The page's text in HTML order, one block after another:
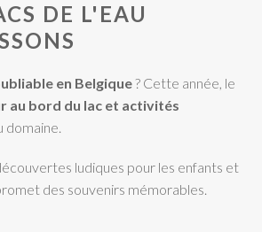
DE L'EAU
en Belgique? Cette année, le
au bord du lac et activités
domaine.
ludiques pour les enfants et
des souvenirs mémorables.